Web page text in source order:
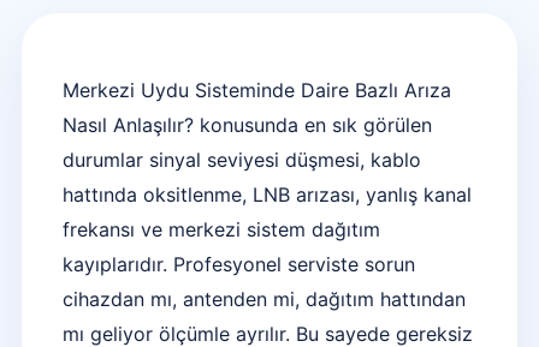
Merkezi Uydu Sisteminde Daire Bazlı Arıza
Nasıl Anlaşılır? konusunda en sık görülen
durumlar sinyal seviyesi düşmesi, kablo
hattında oksitlenme, LNB arızası, yanlış kanal
frekansı ve merkezi sistem dağıtım
kayıplarıdır. Profesyonel serviste sorun
cihazdan mı, antenden mi, dağıtım hattından
mı geliyor ölçümle ayrılır. Bu sayede gereksiz